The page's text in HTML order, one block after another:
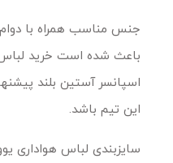
جنس مناسب همراه با
باعث شده است خرید
اسپانسر آستین بلند
این تیم باشد.
سایزبندی لباس هواداری